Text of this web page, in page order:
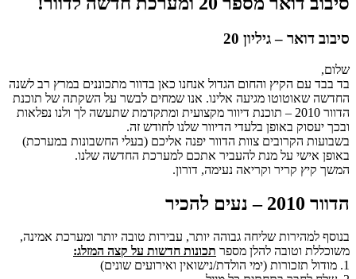
סיבוב דואר – גיליון 20
שלום,
בד בבד עם הקיץ והחום הגדול אנחנו כאן בדוור מתכוננים במרץ רב לשנה
החדשה שאוטוטו מגיעה אלינו. אנו שמחים לבשר על השקתה של תוכנת
הדוור 2010 – תוכנת דיוור מקצועית ומתקדמת שתעשה לך ולנו נפלאות
ובכך יעסוק באופן בלעדי הדיוור שלנו לחודש זה.
בשבועות הקרובים צוות הדוור יפנה אליכם (בעלי החשבונות במערכת)
באופן אישי על מנת להעביר אתכם למערכת החדשה שלנו.
המשך קיץ קריר וקריאה נעימה, דורון.
הדוור 2010 – נעים להכיר
בנוסף למהירות שליחה גבוהה יותר, עבירות טובה יותר ומערכת אמינה,
משוכללת וטובה להלן מספר תכונות חדשות על קצה המזלג:
1. מודול תזכורות (ימי הולדת/נישואין ואירועים שונים)